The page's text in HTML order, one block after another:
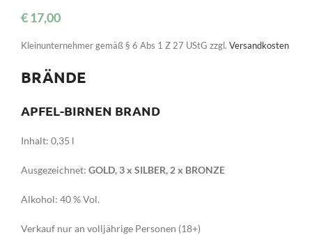
€17,00
Kleinunternehmer gemäß § 6 Abs 1 Z 27 UStG zzgl. Versandkosten
BRÄNDE
APFEL-BIRNEN BRAND
Inhalt: 0,35 l
Ausgezeichnet: GOLD, 3 x SILBER, 2 x BRONZE
Alkohol: 40 % Vol.
Verkauf nur an volljährige Personen (18+)